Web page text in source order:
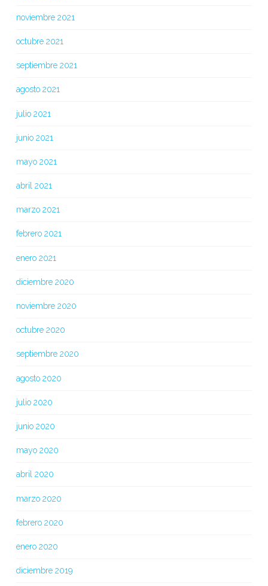
noviembre 2021
octubre 2021
septiembre 2021
agosto 2021
julio 2021
junio 2021
mayo 2021
abril 2021
marzo 2021
febrero 2021
enero 2021
diciembre 2020
noviembre 2020
octubre 2020
septiembre 2020
agosto 2020
julio 2020
junio 2020
mayo 2020
abril 2020
marzo 2020
febrero 2020
enero 2020
diciembre 2019